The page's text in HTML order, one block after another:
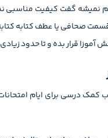
نمیشه گفت کیفیت
صحافی یا عطف کتابه
آموزا قرار بده و تا حدود
درسی برای ایام